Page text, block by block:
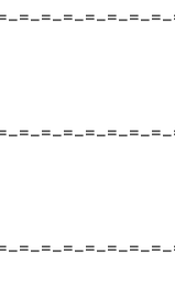
=-=-=-=-=-=-
=-=-=-=-=-=-
=-=-=-=-=-=-